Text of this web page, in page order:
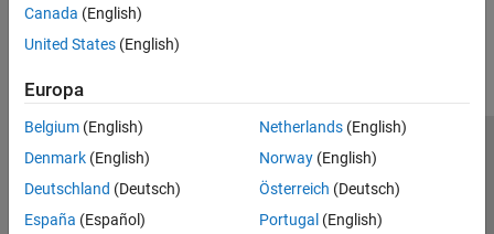
Canada (English)
United States (English)
Europa
Belgium (English)
Denmark (English)
Deutschland (Deutsch)
España (Español)
Netherlands(English)
Norway(English)
Österreich (Deutsch)
Portugal (English)
Centro di fiducia
Informativa sulla privacy
Antipirateria
Stato dell'applicazione
Contatti
© 1994-2026 The MathWorks, Inc.